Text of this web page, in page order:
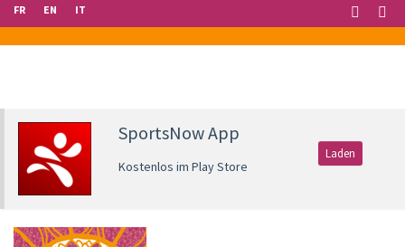
FR EN IT
SportsNow App
Kostenlos im Play Store
Laden